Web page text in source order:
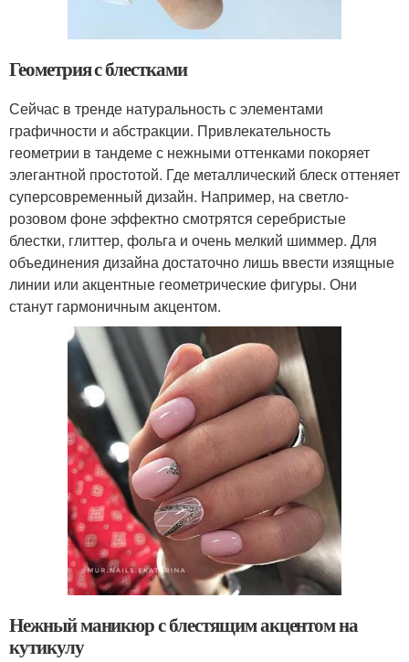
Геометрия с блестками
Сейчас в тренде натуральность с элементами
графичности и абстракции. Привлекательность
геометрии в тандеме с нежными оттенками покоряет
элегантной простотой. Где металлический блеск оттеняет
суперсовременный дизайн. Например, на светло-
розовом фоне эффектно смотрятся серебристые
блестки, глиттер, фольга и очень мелкий шиммер. Для
объединения дизайна достаточно лишь ввести изящные
линии или акцентные геометрические фигуры. Они
станут гармоничным акцентом.
Нежный маникюр с блестящим акцентом на
кутикулу